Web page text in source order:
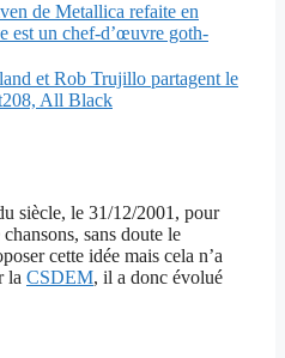
de Metallica refaite en
est un chef-d’œuvre goth-
et Rob Trujillo partagent le
All Black
siècle, le 31/12/2001, pour
sans doute le
cette idée mais cela n’a
la CSDEM, il a donc évolué